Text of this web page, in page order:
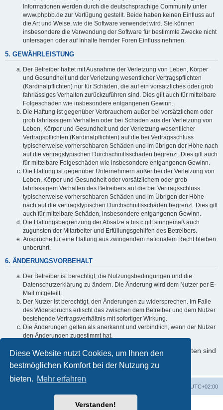
Diese Website nutzt Cookies, um Ihnen den
bestmöglichen Komfort bei der Nutzung zu
bieten. Mehr erfahren
Verstanden!
Informationen werden durch die deutschsprachige Community unter
www.phpbb.de zur Verfügung gestellt. Beide haben keinen Einfluss auf
die Art und Weise, wie die Software verwendet wird. Sie können
insbesondere die Verwendung der Software für bestimmte Zwecke nicht
untersagen oder auf Inhalte fremder Foren Einfluss nehmen.
5. GEWÄHRLEISTUNG
Der Betreiber haftet mit Ausnahme der Verletzung von Leben, Körper
und Gesundheit und der Verletzung wesentlicher Vertragspflichten
(Kardinalpflichten) nur für Schäden, die auf ein vorsätzliches oder grob
fahrlässiges Verhalten zurückzuführen sind. Dies gilt auch für mittelbare
Folgeschäden wie insbesondere entgangenen Gewinn.
Die Haftung ist gegenüber Verbrauchern außer bei vorsätzlichem oder
grob fahrlässigem Verhalten oder bei Schäden aus der Verletzung von
Leben, Körper und Gesundheit und der Verletzung wesentlicher
Vertragspflichten (Kardinalpflichten) auf die bei Vertragsschluss
typischerweise vorhersehbaren Schäden und im übrigen der Höhe nach
auf die vertragstypischen Durchschnittsschäden begrenzt. Dies gilt auch
für mittelbare Folgeschäden wie insbesondere entgangenen Gewinn.
Die Haftung ist gegenüber Unternehmern außer bei der Verletzung von
Leben, Körper und Gesundheit oder vorsätzlichem oder grob
fahrlässigem Verhalten des Betreibers auf die bei Vertragsschluss
typischerweise vorhersehbaren Schäden und im Übrigen der Höhe
nach auf die vertragstypischen Durchschnittsschäden begrenzt. Dies gilt
auch für mittelbare Schäden, insbesondere entgangenen Gewinn.
Die Haftungsbegrenzung der Absätze a bis c gilt sinngemäß auch
zugunsten der Mitarbeiter und Erfüllungsgehilfen des Betreibers.
Ansprüche für eine Haftung aus zwingendem nationalem Recht bleiben
unberührt.
6. ÄNDERUNGSVORBEHALT
Der Betreiber ist berechtigt, die Nutzungsbedingungen und die
Datenschutzerklärung zu ändern. Die Änderung wird dem Nutzer per E-
Mail mitgeteilt.
Der Nutzer ist berechtigt, den Änderungen zu widersprechen. Im Falle
des Widerspruchs erlischt das zwischen dem Betreiber und dem Nutzer
bestehende Vertragsverhältnis mit sofortiger Wirkung.
Die Änderungen gelten als anerkannt und verbindlich, wenn der Nutzer
den Änderungen zugestimmt hat.
Informationen über den Umgang mit Ihren persönlichen Daten sind
in der Datenschutzerklärung enthalten.
UTC+02:00
Powered byphpBB® Forum Software © phpBB Limited